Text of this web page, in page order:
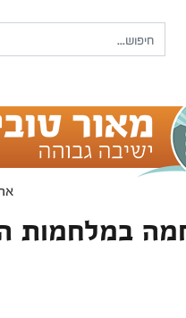
במלחמות